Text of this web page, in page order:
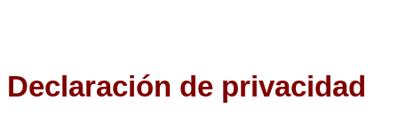
Declaración de privacidad